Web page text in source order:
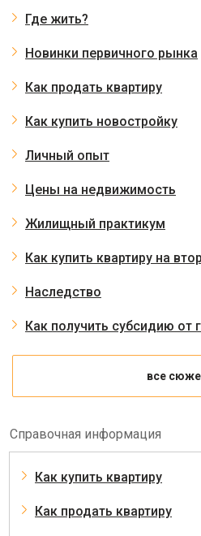
Где жить?
Новинки первичного рынка
Как продать квартиру
Как купить новостройку
Личный опыт
Цены на недвижимость
Жилищный практикум
Как купить квартиру на
Наследство
Как получить субсидию от
все
Справочная информация
Как купить квартиру
Как продать квартиру